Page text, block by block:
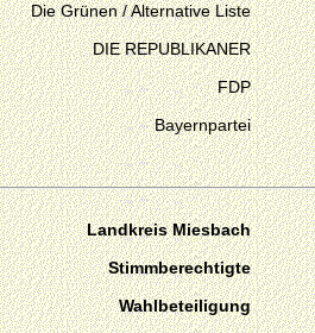
Die Grünen / Alternative Liste
DIE REPUBLIKANER
FDP
Bayernpartei
Landkreis Miesbach
Stimmberechtigte
Wahlbeteiligung